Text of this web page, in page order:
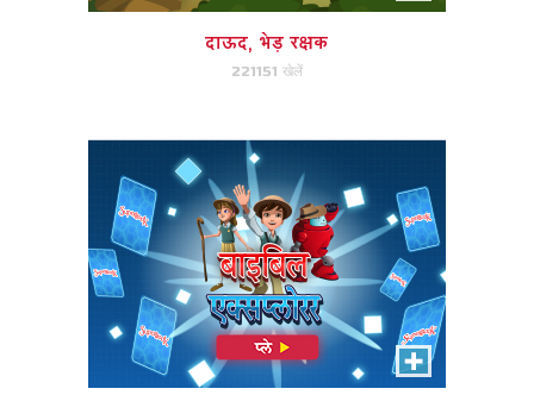
दाऊद, भेड़ रक्षक
221151 खेलें
आप इस अद्भुद रणनीति कार्ड खेल में
मिस्र भाग गए
यूसुफ, मरियम और यीशु की मदद राजा
हेरोदेस से बचने और मिस्र में जाने के लिए